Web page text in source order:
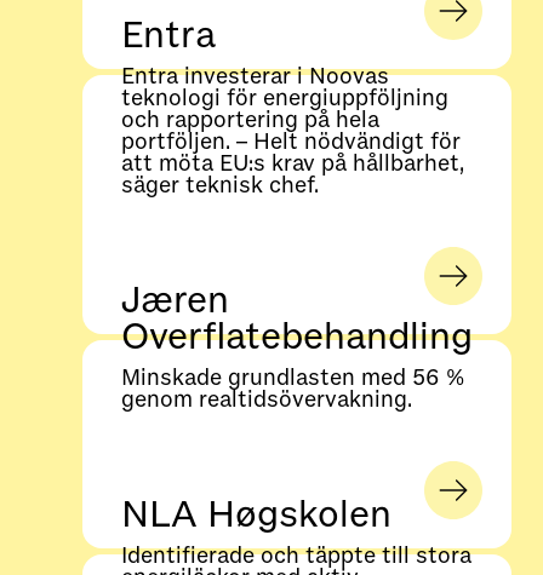
Entra
Entra investerar i Noovas
teknologi för energiuppföljning
och rapportering på hela
portföljen. – Helt nödvändigt för
att möta EU:s krav på hållbarhet,
säger teknisk chef.
Jæren
Overflatebehandling
Minskade grundlasten med 56 %
genom realtidsövervakning.
NLA Høgskolen
Identifierade och täppte till stora